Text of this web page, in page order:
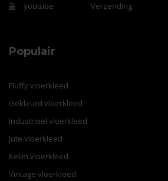
youtube
Verzending
Populair
Fluffy vloerkleed
Gekleurd vloerkleed
Industrieel vloerkleed
Jute vloerkleed
Kelim vloerkleed
Vintage vloerkleed